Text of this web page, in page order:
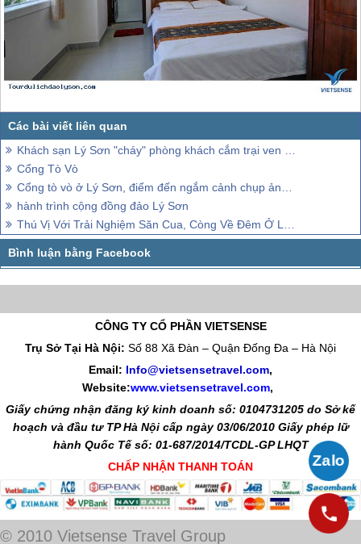
Khách sạn Lý Sơn "cháy" phòng khách cắm trại ven biển
Cổng Tò Vò
Cổng tò vò ở Lý Sơn, điểm đến ngắm cảnh chụp ảnh không bao giờ biết chán.
hành trình cộng đồng đảo Lý Sơn
Thú Vị Với Trải Nghiệm Săn Cua, Còng Về Đêm Ở Lý Sơn
CÔNG TY CỔ PHẦN VIETSENSE
Trụ Sở Tại Hà Nội: Số 88 Xã Đàn – Quận Đống Đa – Hà Nội
Email: Info@vietsensetravel.com,
Website:www.vietsensetravel.com,
Giấy chứng nhận đăng ký kinh doanh số: 0104731205 do Sở kế
hoạch và đầu tư TP Hà Nội cấp ngày 03/06/2010 Giấy phép lữ
hành Quốc Tế số: 01-687/2014/TCDL-GP LHQT
CHẤP NHẬN THANH TOÁN
© 2010 Vietsense Travel Group